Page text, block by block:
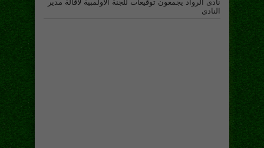
نادى الرواد يجمعون توقيعات للجنة الاولمبية لاقالة مدير
النادى